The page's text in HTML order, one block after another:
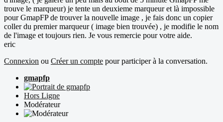
trouve le marqueur) je tente un deuxieme marqueur et là impossible
pour GmapFP de trouver la nouvelle image , je fais donc un copier
coller du premier marqueur ( image bien trouvée) , je modifie le nom
de l'image et toujours rien. Je vous remercie pour votre aide.
eric
Connexion ou Créer un compte pour participer à la conversation.
gmapfp
Hors Ligne
Modérateur